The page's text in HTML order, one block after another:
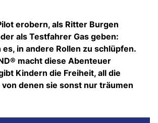
erobern, als Ritter Burgen
als Testfahrer Gas geben:
in andere Rollen zu schlüpfen.
macht diese Abenteuer
Kindern die Freiheit, all die
von denen sie sonst nur träumen